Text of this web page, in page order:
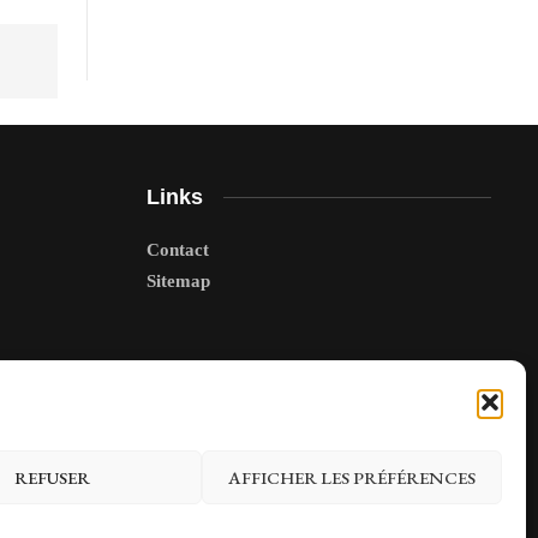
REFUSER AFFICHER LES PRÉFÉRENCES
Links
Contact
Sitemap